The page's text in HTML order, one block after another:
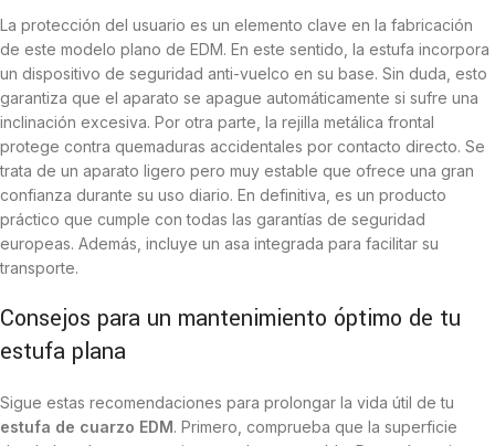
La protección del usuario es un elemento clave en la fabricación
de este modelo plano de EDM. En este sentido, la estufa incorpora
un dispositivo de seguridad anti-vuelco en su base. Sin duda, esto
garantiza que el aparato se apague automáticamente si sufre una
inclinación excesiva. Por otra parte, la rejilla metálica frontal
protege contra quemaduras accidentales por contacto directo. Se
trata de un aparato ligero pero muy estable que ofrece una gran
confianza durante su uso diario. En definitiva, es un producto
práctico que cumple con todas las garantías de seguridad
europeas. Además, incluye un asa integrada para facilitar su
transporte.
Consejos para un mantenimiento óptimo de tu
estufa plana
Sigue estas recomendaciones para prolongar la vida útil de tu
estufa de cuarzo EDM. Primero, comprueba que la superficie